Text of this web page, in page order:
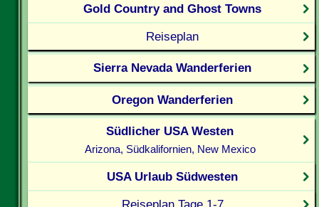
Gold Country and Ghost Towns
Reiseplan
Sierra Nevada Wanderferien
Oregon Wanderferien
Südlicher USA Westen
Arizona, Südkalifornien, New Mexico
USA Urlaub Südwesten
Reiseplan Tage 1-7